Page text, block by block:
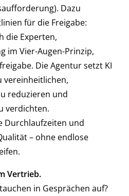
Dazu
für die Freigabe:
die Experten,
im Vier-Augen-Prinzip,
Die Agentur setzt KI
vereinheitlichen,
reduzieren und
verdichten.
Durchlaufzeiten und
– ohne endlose
Vertrieb.
in Gesprächen auf?